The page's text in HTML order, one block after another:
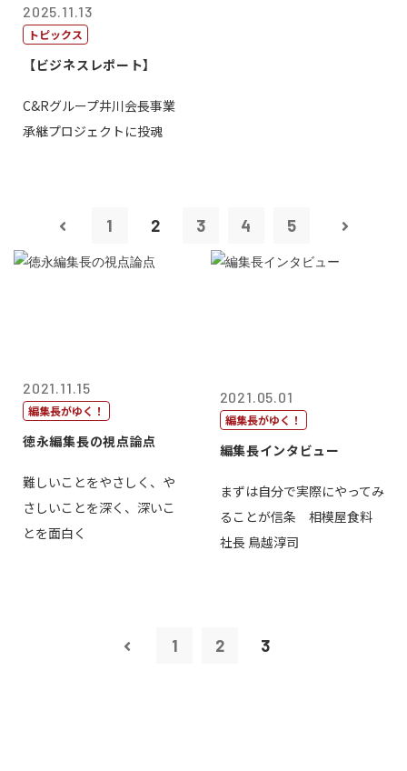
2025.11.13
トピックス
【ビジネスレポート】
C&Rグループ井川会長事業
承継プロジェクトに投魂
1 2 3 4 5
2021.11.15
編集長がゆく！
徳永編集長の視点論点
難しいことをやさしく、や
さしいことを深く、深いこ
とを面白く
2021.05.01
編集長がゆく！
編集長インタビュー
まずは自分で実際にやってみ
ることが信条 相模屋食料
社長 鳥越淳司
1 2 3